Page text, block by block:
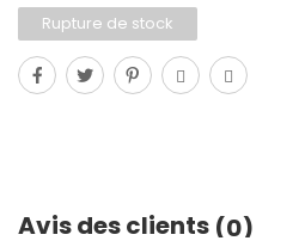
Rupture de stock
Avis des clients (0)